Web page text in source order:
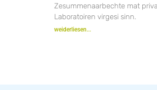
Zesummenaarbechte mat
Laboratoiren virgesi sinn.
weiderliesen...